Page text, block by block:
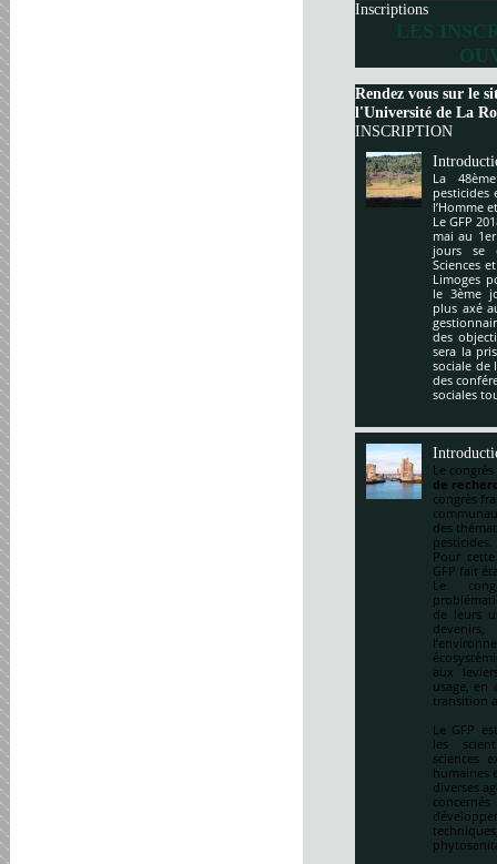
Inscriptions
LES
Rendez vous sur le
l'Université de La
INSCRIPTION
La
pesticides
l’Homme
Le GFP
mai au
jours se
Sciences
Limoges
le 3ème
plus axé
des
sera la
sociale de
des
sociales
Le
de
congrès
des
pesticides.
Pour
GFP fait
Le
de leurs
devenirs,
aux
usage, en
transition
Le GFP
les
sciences
humaines
diverses